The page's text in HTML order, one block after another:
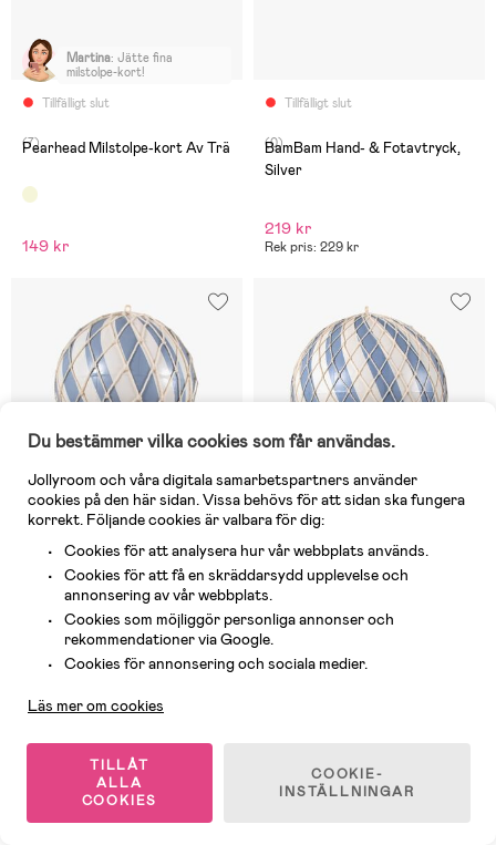
Tillfälligt slut
Martina: Jätte fina
milstolpe-kort!
(7)
Pearhead Milstolpe-kort Av Trä
149 kr
Tillfälligt slut
(0)
BamBam Hand- & Fotavtryck,
Silver
219 kr
Rek pris: 229 kr
Tillfälligt slut
FILIBABBA Luftballong 10 cm,
279 kr
FILIBABBA Luftballong 20 cm,
1 /
Du bestämmer vilka cookies som får användas.
Jollyroom och våra digitala samarbetspartners använder
cookies på den här sidan. Vissa behövs för att sidan ska fungera
korrekt. Följande cookies är valbara för dig:
Cookies för att analysera hur vår webbplats används.
Cookies för att få en skräddarsydd upplevelse och
annonsering av vår webbplats.
Cookies som möjliggör personliga annonser och
rekommendationer via Google.
Cookies för annonsering och sociala medier.
Läs mer om cookies
TILLÅT
ALLA
COOKIES
COOKIE-
INSTÄLLNINGAR